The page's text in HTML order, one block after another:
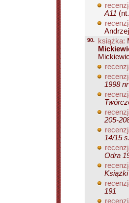
A11
90. książka:
1998
205-
14/15
Odra
Książki
191